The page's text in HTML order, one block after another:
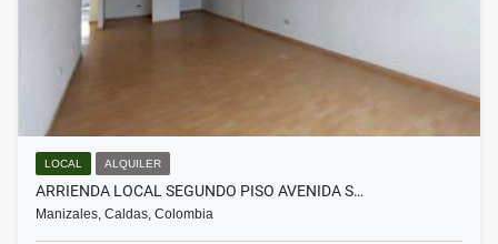
LOCAL ALQUILER
ARRIENDA LOCAL SEGUNDO PISO AVENIDA S…
Manizales, Caldas, Colombia